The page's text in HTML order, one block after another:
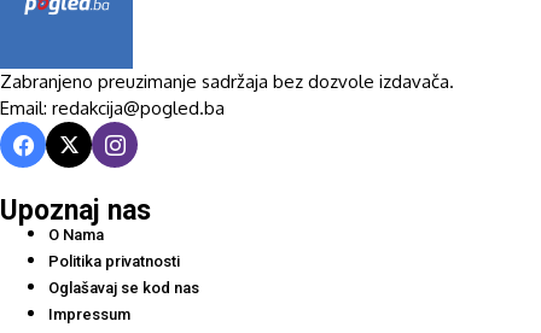
Zabranjeno preuzimanje sadržaja bez dozvole izdavača.
Email: redakcija@pogled.ba
Upoznaj nas
O Nama
Politika privatnosti
Oglašavaj se kod nas
Impressum